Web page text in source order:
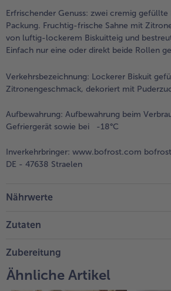
Erfrischender Genuss: zwei cremig
Packung. Fruchtig-frische Sahne mit
von luftig-lockerem Biskuitteig und
Einfach nur eine oder direkt beide Rollen
Verkehrsbezeichnung: Lockerer Biskuit
Zitronengeschmack, dekoriert mit
Aufbewahrung: Aufbewahrung beim
Gefriergerät sowie bei -18°C
Inverkehrbringer: www.bofrost.com
DE - 47638 Straelen
Nährwerte
Zutaten
Zubereitung
Ähnliche Artikel